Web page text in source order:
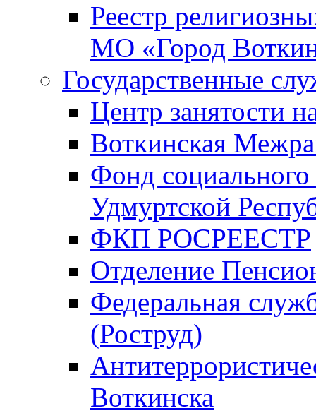
Реестр
МО «Город
Государственные
Центр занятости
Воткинская
Фонд
Удмуртской
ФКП РОСРЕЕСТР
Отделение
Федеральная
(Роструд)
Воткинска